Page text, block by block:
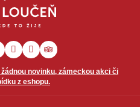
novinku, zámeckou akci či
z eshopu.